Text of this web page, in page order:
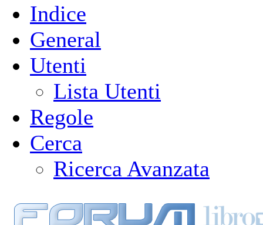
Indice
General
Utenti
Lista Utenti
Regole
Cerca
Ricerca Avanzata